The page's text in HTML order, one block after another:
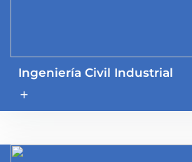
Ingeniería Civil Industrial
add